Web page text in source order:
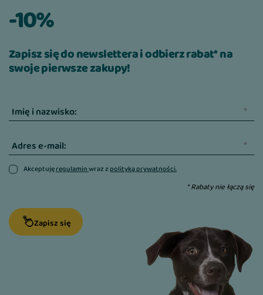
-10%
Zapisz się do newslettera i odbierz rabat* na
swoje pierwsze zakupy!
Imię i nazwisko:
Adres e-mail:
Akceptujęregulaminwraz zpolityką prywatności.
* Rabaty nie łączą się
Zapisz się